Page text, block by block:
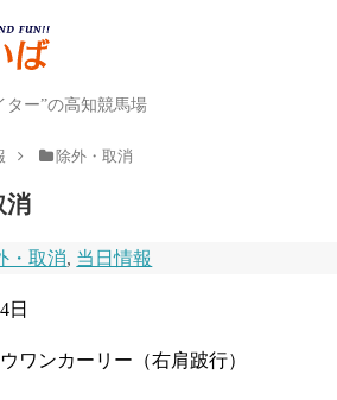
ター”の高知競馬場
除外・取消
消
・取消, 当日情報
日
ンカーリー（右肩跛行）